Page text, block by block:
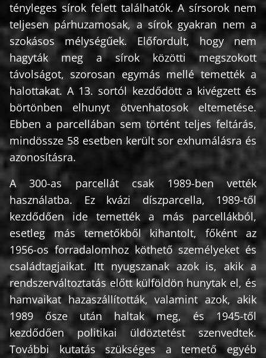
tényleges sírok felett találhatók. A sírsorok nem
teljesen párhuzamosak, a sírok gyakran nem a
szokásos mélységűek. Előfordult, hogy nem
hagyták meg a sírok közötti megszokott
távolságot, szorosan egymás mellé temették a
halottakat. A 13. sortól kezdődött a kivégzett és
börtönben elhunyt ötvenhatosok eltemetése.
Ebben a parcellában sem történt teljes feltárás,
mindössze 58 esetben került sor exhumálásra és
azonosításra.
A 300-as parcellát csak 1989-ben vették
használatba. Ez kvázi díszparcella, 1989-től
kezdődően ide temették a más parcellákból,
esetleg más temetőkből kihantolt, főként az
1956-os forradalomhoz köthető személyeket és
családtagjaikat. Itt nyugszanak azok is, akik a
rendszerváltoztatás előtt külföldön hunytak el, és
hamvaikat hazaszállították, valamint azok, akik
1989 ősze után haltak meg, és 1945-től
kezdődően politikai üldöztetést szenvedtek.
További kutatás szükséges a temető egyéb